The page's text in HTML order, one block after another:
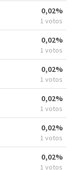
0,02%
1 votos
0,02%
1 votos
0,02%
1 votos
0,02%
1 votos
0,02%
1 votos
0,02%
1 votos